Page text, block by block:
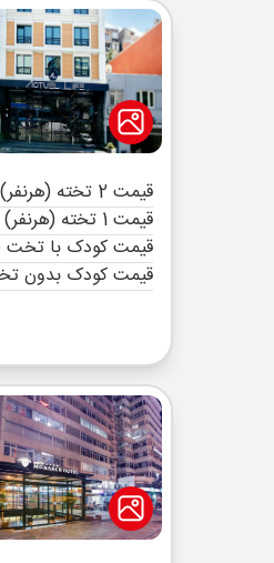
قیمت 2 تخته (هرنفر)
قیمت 1 تخته (هرنفر)
قیمت کودک با تخت
قیمت کودک بدون